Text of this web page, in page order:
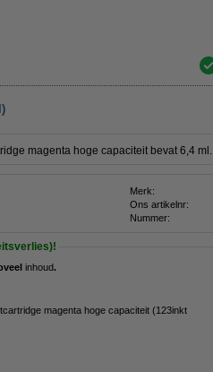
magenta hoge capaciteit bevat 6,4 ml.
Merk:
Ons artikelnr:
Nummer:
inhoud.
magenta hoge capaciteit (123inkt